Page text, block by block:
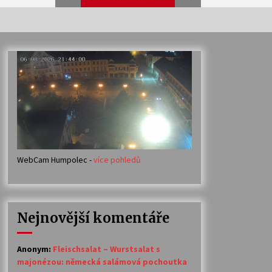
Veselí muzikanti
30. 7. 2026
Votavžatský ploty
23. 7. 2026
14. 7. 2026
30. 6. 2026
WebCam Humpolec -více pohledů
Nejnovější komentáře
Anonym: Fleischsalat – Wurstsalat s
majonézou: německá salámová pochoutka